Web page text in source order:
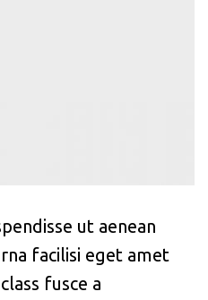
ut aenean
facilisi eget amet
fusce a